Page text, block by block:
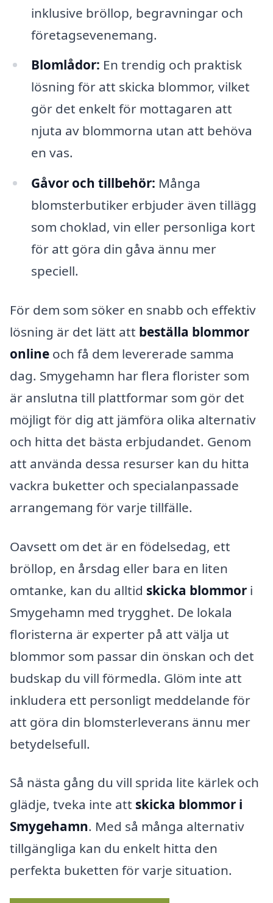
inklusive bröllop, begravningar och
företagsevenemang.
Blomlådor: En trendig och praktisk
lösning för att skicka blommor, vilket
gör det enkelt för mottagaren att
njuta av blommorna utan att behöva
en vas.
Gåvor och tillbehör: Många
blomsterbutiker erbjuder även tillägg
som choklad, vin eller personliga kort
för att göra din gåva ännu mer
speciell.
För dem som söker en snabb och effektiv
lösning är det lätt att beställa blommor
online och få dem levererade samma
dag. Smygehamn har flera florister som
är anslutna till plattformar som gör det
möjligt för dig att jämföra olika alternativ
och hitta det bästa erbjudandet. Genom
att använda dessa resurser kan du hitta
vackra buketter och specialanpassade
arrangemang för varje tillfälle.
Oavsett om det är en födelsedag, ett
bröllop, en årsdag eller bara en liten
omtanke, kan du alltid skicka blommor i
Smygehamn med trygghet. De lokala
floristerna är experter på att välja ut
blommor som passar din önskan och det
budskap du vill förmedla. Glöm inte att
inkludera ett personligt meddelande för
att göra din blomsterleverans ännu mer
betydelsefull.
Så nästa gång du vill sprida lite kärlek och
glädje, tveka inte att skicka blommor i
Smygehamn. Med så många alternativ
tillgängliga kan du enkelt hitta den
perfekta buketten för varje situation.